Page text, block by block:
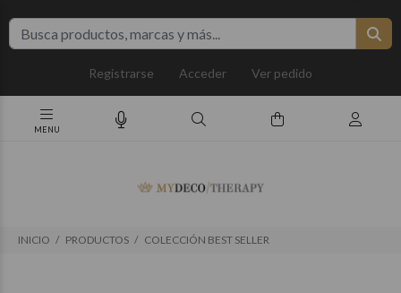
Registrarse Acceder Ver pedido
INICIO PRODUCTOS COLECCIÓN BEST SELLER